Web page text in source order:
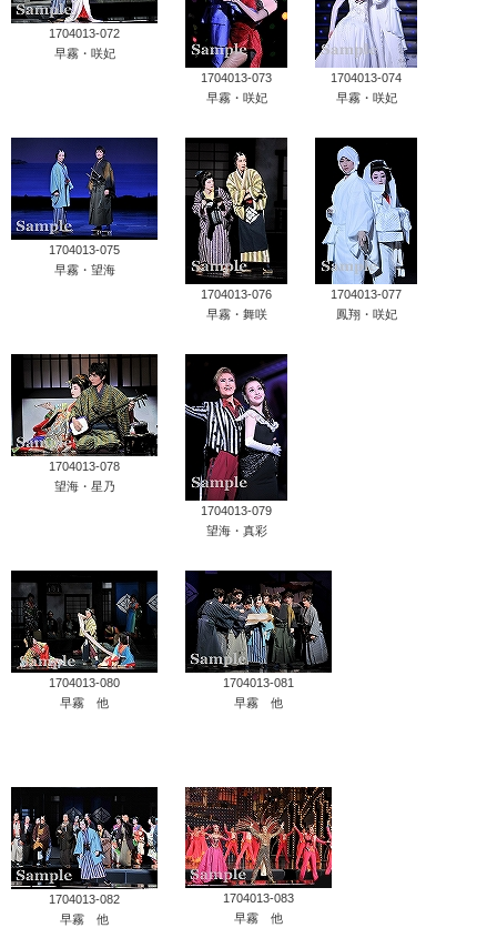
1704013-072
早霧・咲妃
1704013-073
早霧・咲妃
1704013-074
早霧・咲妃
1704013-075
早霧・望海
1704013-076
早霧・舞咲
1704013-077
鳳翔・咲妃
1704013-078
望海・星乃
1704013-079
望海・真彩
1704013-080
早霧 他
1704013-081
早霧 他
1704013-082
早霧 他
1704013-083
早霧 他